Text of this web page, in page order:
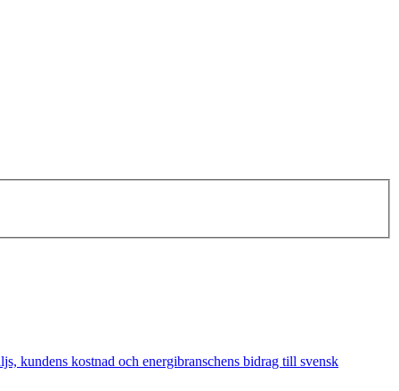
kundens kostnad och energibranschens bidrag till svensk